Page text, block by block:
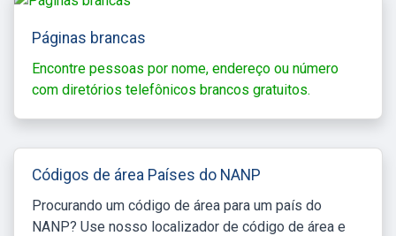
Páginas brancas
Encontre pessoas por nome, endereço ou número
com diretórios telefônicos brancos gratuitos.
Códigos de área Países do NANP
Procurando um código de área para um país do
NANP? Use nosso localizador de código de área e